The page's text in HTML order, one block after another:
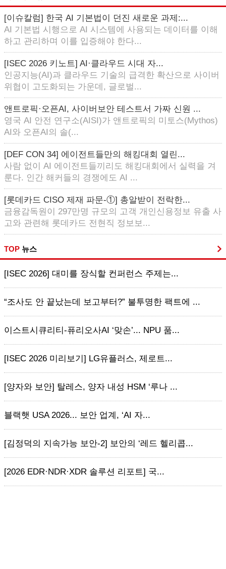
[이슈칼럼] 한국 AI 기본법이 던진 새로운 과제:...
AI 기본법 시행으로 AI 시스템에 사용되는 데이터를 이해
하고 관리하며 이를 입증해야 한다...
[ISEC 2026 키노트] AI·클라우드 시대 자...
인공지능(AI)과 클라우드 기술의 급격한 확산으로 사이버
위협이 고도화되는 가운데, 글로벌...
앤트로픽·오픈AI, 사이버보안 테스트서 가짜 신원 ...
영국 AI 안전 연구소(AISI)가 앤트로픽의 미토스(Mythos)
AI와 오픈AI의 솔(...
[DEF CON 34] 에이전트들만의 해킹대회 열린...
사람 없이 AI 에이전트들끼리도 해킹대회에서 실력을 겨
룬다. 인간 해커들의 경쟁에도 AI ...
[롯데카드 CISO 제재 파문-①] 총알받이 전락한...
금융감독원이 297만명 규모의 고객 개인신용정보 유출 사
고와 관련해 롯데카드 전현직 정보보...
TOP 뉴스
[ISEC 2026] 대미를 장식할 컨퍼런스 주제는...
“조사도 안 끝났는데 보고부터?” 불투명한 팩트에 ...
이스트시큐리티-퓨리오사AI ‘맞손’... NPU 품...
[ISEC 2026 미리보기] LG유플러스, 제로트...
[양자와 보안] 탈레스, 양자 내성 HSM ‘루나 ...
블랙햇 USA 2026... 보안 업계, ‘AI 자...
[김정덕의 지속가능 보안-2] 보안의 ‘레드 헬리콥...
[2026 EDR·NDR·XDR 솔루션 리포트] 국...